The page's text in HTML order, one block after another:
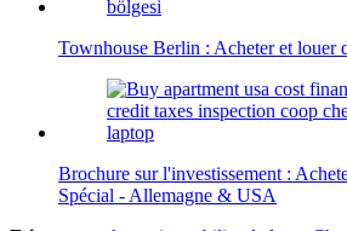
Townhouse Berlin : Acheter et louer
Brochure sur l'investissement :
Spécial - Allemagne & USA